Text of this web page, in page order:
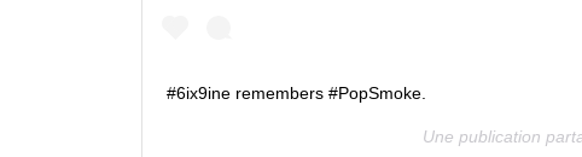
#6ix9ine remembers #PopSmoke.
Une publication